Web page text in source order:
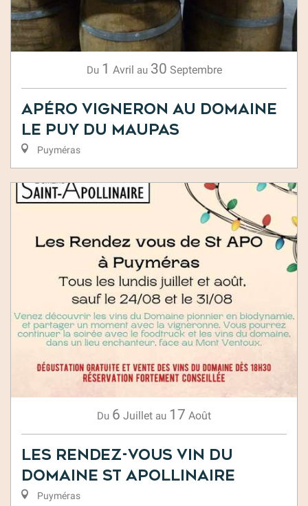
Du 1 Avril au 30 Septembre
Apéro vigneron au domaine
Le Puy du Maupas
Puyméras
Du 6 Juillet au 17 Août
Les rendez-vous Vin du
Domaine St Apollinaire
Puyméras